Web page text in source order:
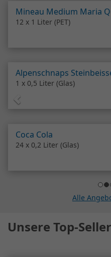
Mineau Medium Maria
12 x 1 Liter (PET)
Alpenschnaps
1 x 0,5 Liter (Glas)
Coca Cola
24 x 0,2 Liter (Glas)
Alle
Unsere Top-Seller